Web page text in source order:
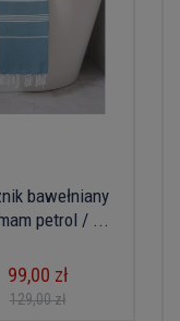
bawełniany
petrol / ...
99,00 zł
129,00 zł